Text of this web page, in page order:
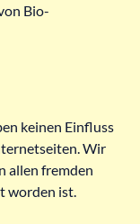
Bio-
keinen Einfluss
Wir
allen fremden
worden ist.